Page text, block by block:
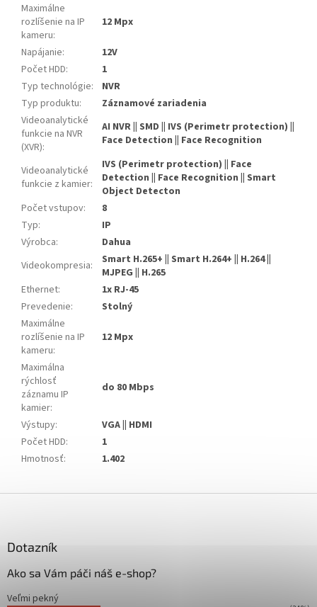
Maximálne
rozlíšenie na IP
kameru:
12 Mpx
Napájanie:
12V
Počet HDD:
1
Typ technológie:
NVR
Typ produktu:
Záznamové zariadenia
Videoanalytické
funkcie na NVR
(XVR):
AI NVR || SMD || IVS (Perimetr protection) ||
Face Detection || Face Recognition
Videoanalytické
funkcie z kamier:
IVS (Perimetr protection) || Face
Detection || Face Recognition || Smart
Object Detecton
Počet vstupov:
8
Typ:
IP
Výrobca:
Dahua
Videokompresia:
Smart H.265+ || Smart H.264+ || H.264 ||
MJPEG || H.265
Ethernet:
1x RJ-45
Prevedenie:
Stolný
Maximálne
rozlíšenie na IP
kameru:
12 Mpx
Maximálna
rýchlosť
záznamu IP
kamier:
do 80 Mbps
Výstupy:
VGA || HDMI
Počet HDD:
1
Hmotnosť: 1.402
Dotazník
Ako sa Vám páči náš e-shop?
Veľmi pekný